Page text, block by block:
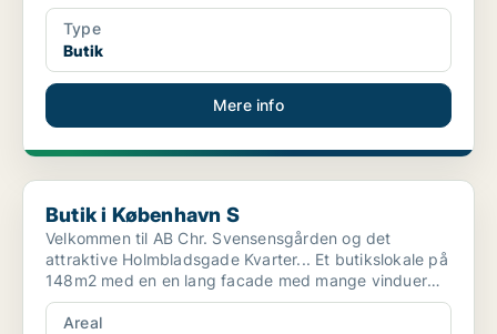
Type
Butik
Mere info
Butik i København S
Butik i København S
Velkommen til AB Chr. Svensensgården og det
attraktive Holmbladsgade Kvarter... Et butikslokale på
148m2 med en en lang facade med mange vinduer
mod Holmb...
Areal